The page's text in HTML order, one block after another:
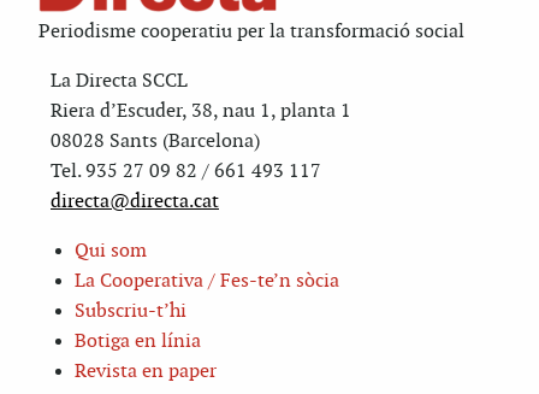
Periodisme cooperatiu per la transformació social
La Directa SCCL
Riera d’Escuder, 38, nau 1, planta 1
08028 Sants (Barcelona)
Tel. 935 27 09 82 / 661 493 117
directa@directa.cat
Qui som
La Cooperativa / Fes-te’n sòcia
Subscriu-t’hi
Botiga en línia
Revista en paper